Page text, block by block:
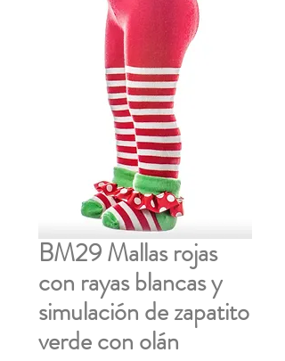
BM29 Mallas rojas
con rayas blancas y
simulación de zapatito
verde con olán